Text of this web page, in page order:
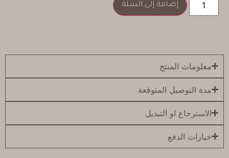
إضافة إلى السلة
معلومات المنتج
مدة التوصيل المتوقعة
الاسترجاع او التبديل
خيارات الدفع